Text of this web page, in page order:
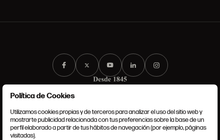
CONDICIONES GENERALES
Política de Cookies
Utilizamos cookies propias y de terceros para analizar el uso del sitio web y
mostrarte publicidad relacionada con tus preferencias sobre la base de un
perfil elaborado a partir de tus hábitos de navegación (por ejemplo, páginas
visitadas).